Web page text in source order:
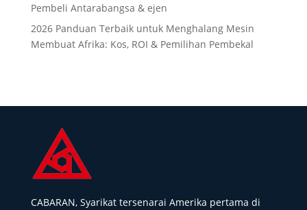
Pembeli Antarabangsa & ejen
2026 Panduan Terbaik untuk Menghalang Mesin
Membuat Afrika: Kos, ROI & Pemilihan Pembekal
CABARAN, Syarikat tersenarai Amerika pertama di